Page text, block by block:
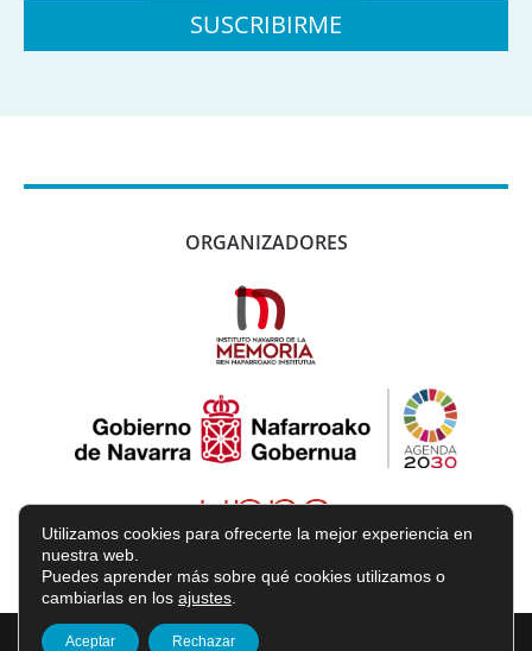
SUSCRIBIRME
ORGANIZADORES
2026 © Congreso Historia con Memoria en la Educación | Diseñada
Utilizamos cookies para ofrecerte la mejor experiencia en
nuestra web.
Puedes aprender más sobre qué cookies utilizamos o
cambiarlas en los ajustes
Aceptar Rechazar